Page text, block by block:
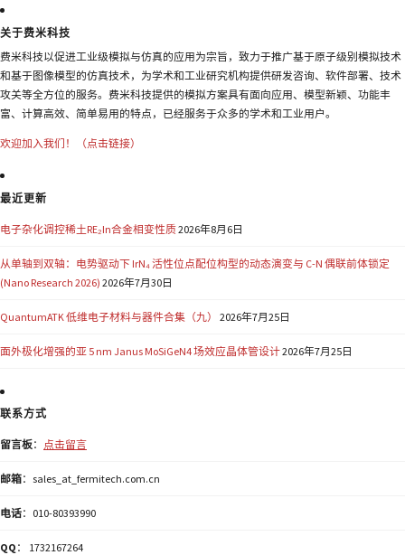
关于费米科技
费米科技以促进工业级模拟与仿真的应用为宗旨，致力于推广基于原子级别模拟技术
和基于图像模型的仿真技术，为学术和工业研究机构提供研发咨询、软件部署、技术
攻关等全方位的服务。费米科技提供的模拟方案具有面向应用、模型新颖、功能丰
富、计算高效、简单易用的特点，已经服务于众多的学术和工业用户。
欢迎加入我们！（点击链接）
最近更新
电子杂化调控稀土RE₂In合金相变性质2026年8月6日
从单轴到双轴：电势驱动下 IrN₄ 活性位点配位构型的动态演变与 C-N 偶联前体锁定
(Nano Research 2026) 2026年7月30日
QuantumATK 低维电子材料与器件合集（九） 2026年7月25日
面外极化增强的亚 5 nm Janus MoSiGeN4 场效应晶体管设计2026年7月25日
联系方式
留言板： 点击留言
邮箱：sales_at_fermitech.com.cn
电话：010-80393990
QQ ： 1732167264